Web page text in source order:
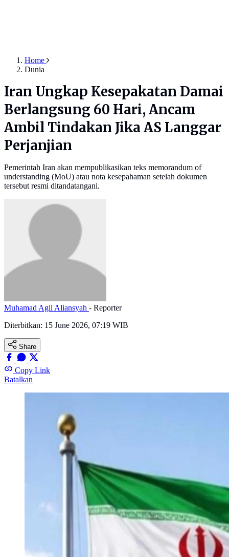
Home
Dunia
Iran Ungkap Kesepakatan Damai
Berlangsung 60 Hari, Ancam
Ambil Tindakan Jika AS Langgar
Perjanjian
Pemerintah Iran akan mempublikasikan teks memorandum of
understanding (MoU) atau nota kesepahaman setelah dokumen
tersebut resmi ditandatangani.
Muhamad Agil Aliansyah - Reporter
Diterbitkan: 15 June 2026, 07:19 WIB
Share
Copy Link
Batalkan